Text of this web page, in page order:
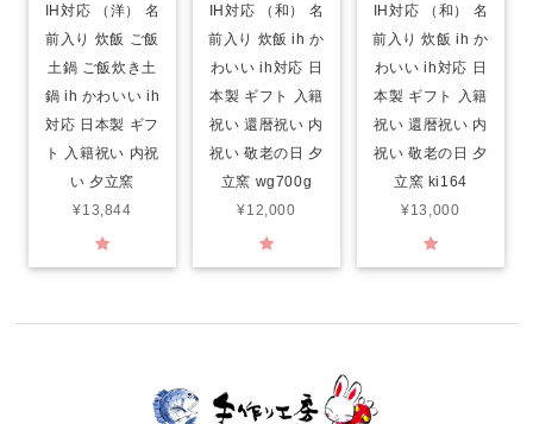
IH対応 （洋） 名
前入り 炊飯 ご飯
土鍋 ご飯炊き土
鍋 ih かわいい ih
対応 日本製 ギフ
ト 入籍祝い 内祝
い 夕立窯
¥13,844
IH対応 （和） 名
前入り 炊飯 ih か
わいい ih対応 日
本製 ギフト 入籍
祝い 還暦祝い 内
祝い 敬老の日 夕
立窯 wg700g
¥12,000
IH対応 （和） 名
前入り 炊飯 ih か
わいい ih対応 日
本製 ギフト 入籍
祝い 還暦祝い 内
祝い 敬老の日 夕
立窯 ki164
¥13,000